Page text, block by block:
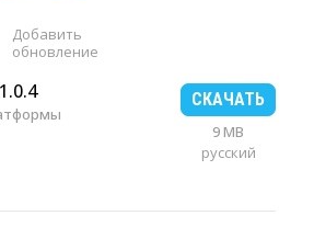
Добавить
обновление
СКАЧАТЬ
9 MB
русский